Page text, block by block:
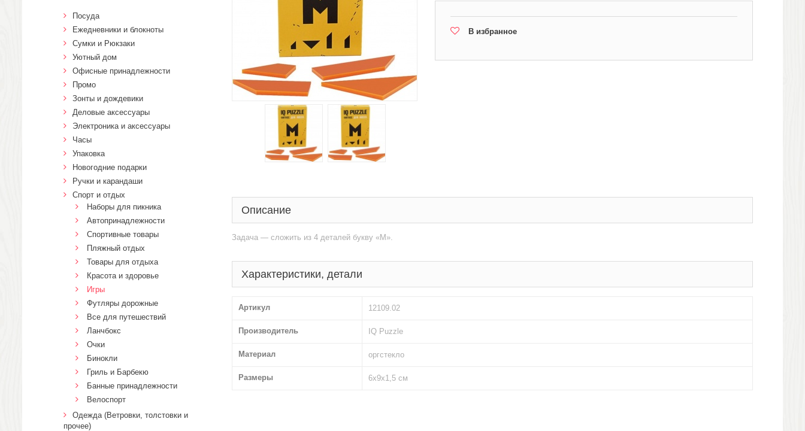
В избранное
Описание
Задача — сложить из 4 деталей букву «М».
Характеристики, детали
Артикул 12109.02
Производитель IQ Puzzle
Материал оргстекло
Размеры 6х9х1,5 см
Посуда
Ежедневники и блокноты
Сумки и Рюкзаки
Уютный дом
Офисные принадлежности
Промо
Зонты и дождевики
Деловые аксессуары
Электроника и аксессуары
Часы
Упаковка
Новогодние подарки
Ручки и карандаши
Спорт и отдых
Наборы для пикника
Автопринадлежности
Спортивные товары
Пляжный отдых
Товары для отдыха
Красота и здоровье
Игры
Футляры дорожные
Все для путешествий
Ланчбокс
Очки
Бинокли
Гриль и Барбекю
Банные принадлежности
Велоспорт
Одежда (Ветровки, толстовки и
прочее)